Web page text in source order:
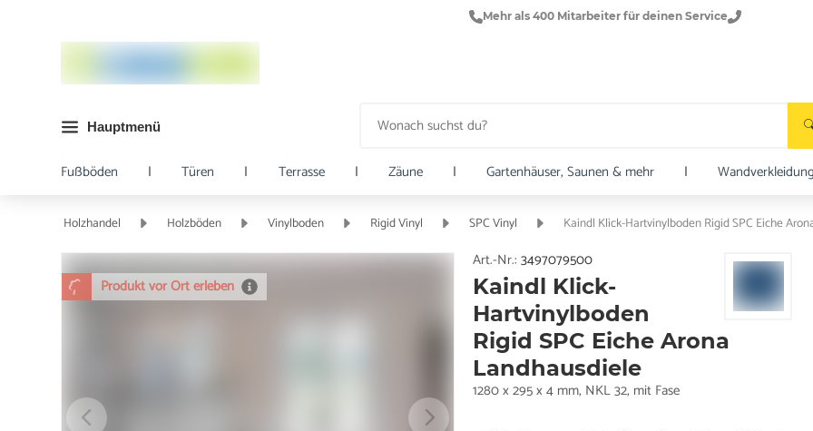
Mehr als 400 Mitarbeiter für deinen Service
Hauptmenü
Fußböden | Türen | Terrasse | Zäune | Gartenhäuser, Saunen & mehr |
Holzhandel Holzböden Vinylboden Rigid Vinyl SPC Vinyl Kaindl Klick-Hartvinylboden Rigid SPC Eiche
Produkt vor Ort erleben
Art.-Nr.: 3497079500
Kaindl Klick-
Hartvinylboden
Rigid SPC Eiche Arona
Landhausdiele
1280 x 295 x 4 mm, NKL 32, mit Fase